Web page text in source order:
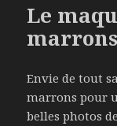
Le
Envie de tout
marrons pour
belles photos